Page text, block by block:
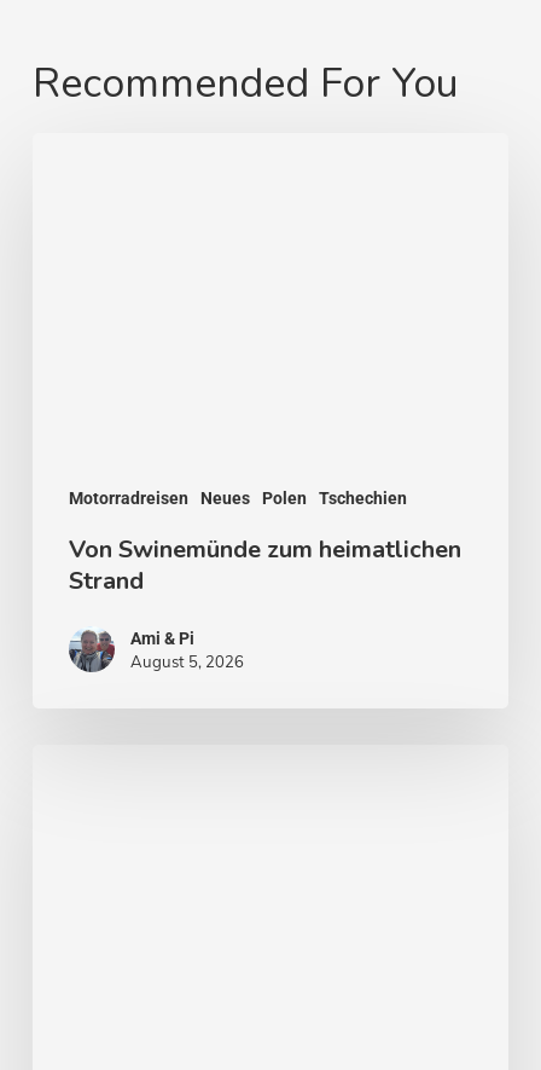
Recommended For You
Motorradreisen Neues Polen Tschechien
Von Swinemünde zum heimatlichen
Strand
Ami & Pi
August 5, 2026